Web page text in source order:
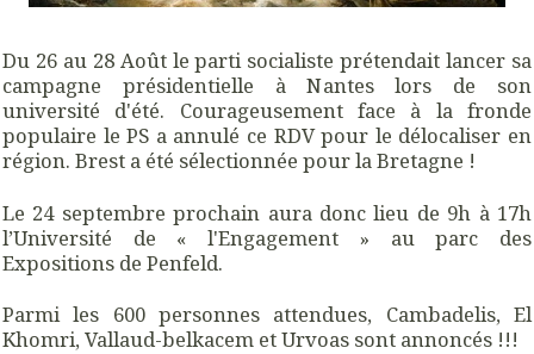
Du 26 au 28 Août le parti socialiste prétendait lancer sa
campagne présidentielle à Nantes lors de son
université d'été. Courageusement face à la fronde
populaire le PS a annulé ce RDV pour le délocaliser en
région. Brest a été sélectionnée pour la Bretagne !
Le 24 septembre prochain aura donc lieu de 9h à 17h
l’Université de « l'Engagement » au parc des
Expositions de Penfeld.
Parmi les 600 personnes attendues, Cambadelis, El
Khomri, Vallaud-belkacem et Urvoas sont annoncés !!!